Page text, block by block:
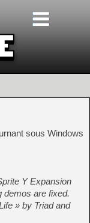
sous Windows
Y Expansion
demos are fixed.
» by Triad and